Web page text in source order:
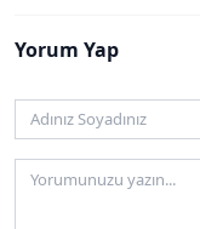
Yorum Yap